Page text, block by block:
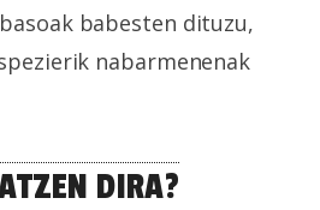
babesten dituzu,
nabarmenenak
DIRA?